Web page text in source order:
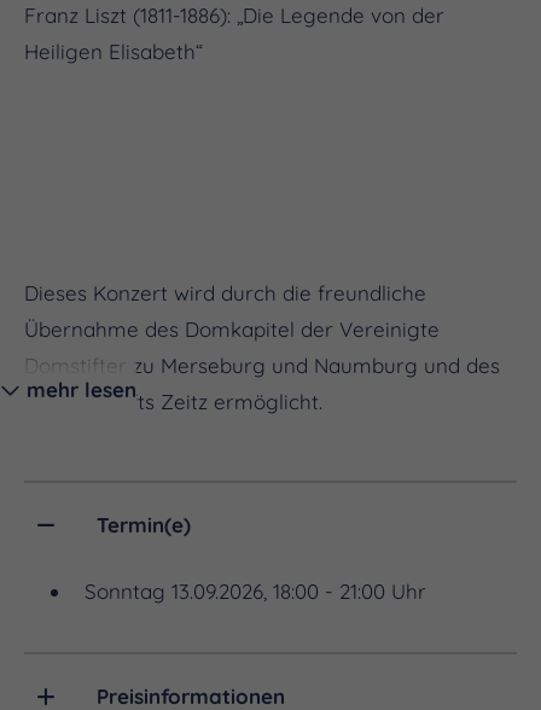
Franz Liszt (1811-1886): „Die Legende von der
Heiligen Elisabeth“
Dieses Konzert wird durch die freundliche
Übernahme des Domkapitel der Vereinigte
Domstifter zu Merseburg und Naumburg und des
Kollegiatstifts Zeitz ermöglicht.
mehr lesen
Termin(e)
Sonntag 13.09.2026, 18:00 - 21:00 Uhr
Preisinformationen